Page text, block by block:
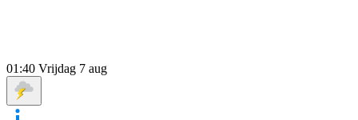
01:40 Vrijdag 7 aug